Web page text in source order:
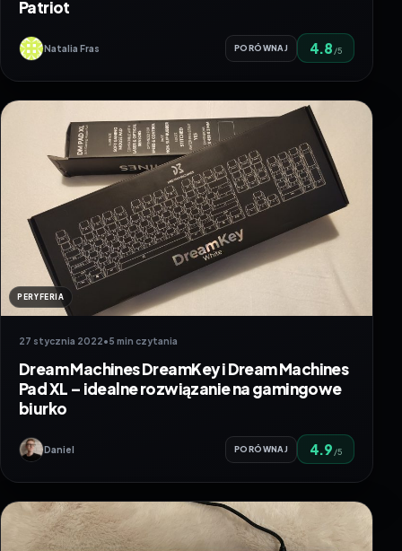
Patriot
Natalia Fras PORÓWNAJ 4.8 /5
PERYFERIA
27 stycznia 2022•5 min czytania
Dream Machines DreamKey i Dream Machines
Pad XL – idealne rozwiązanie na gamingowe
biurko
Daniel PORÓWNAJ 4.9 /5